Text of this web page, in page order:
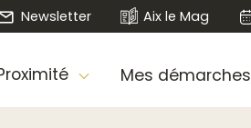
Newsletter Aix le Mag
Mes démarches